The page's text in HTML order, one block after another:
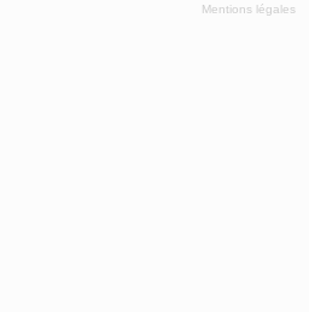
Mentions légales